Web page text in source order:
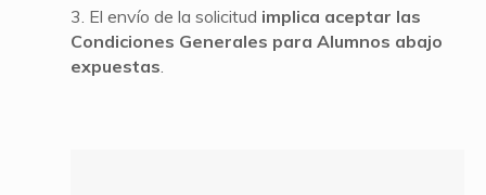
3. El envío de la solicitud implica aceptar las
Condiciones Generales para Alumnos abajo
expuestas.